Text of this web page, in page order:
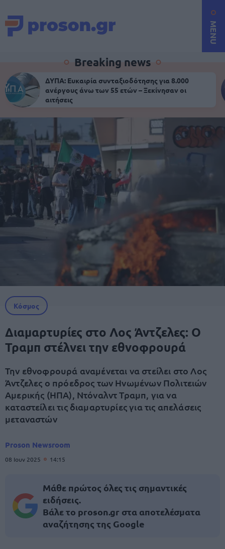
MENU
Breaking news
ΔΥΠΑ: Ευκαιρία συνταξιοδότησης για 8.000
ανέργους άνω των 55 ετών – Ξεκίνησαν οι
αιτήσεις
Κόσμος
Διαμαρτυρίες στο Λος Άντζελες: Ο
Τραμπ στέλνει την εθνοφρουρά
Την εθνοφρουρά αναμένεται να στείλει στο Λος
Άντζελες ο πρόεδρος των Ηνωμένων Πολιτειών
Αμερικής (ΗΠΑ), Ντόναλντ Τραμπ, για να
καταστείλει τις διαμαρτυρίες για τις απελάσεις
μεταναστών
Proson Newsroom
08 Ιουν 2025 14:15
Μάθε πρώτος όλες τις σημαντικές
ειδήσεις.
Βάλε το proson.gr στα αποτελέσματα
αναζήτησης της Google